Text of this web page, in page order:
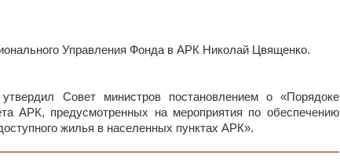
Управления Фонда в АРК Николай Цвященко.
Совет министров постановлением о «Порядоке
АРК, предусмотренных на мероприятия по обеспечению
жилья в населенных пунктах АРК».